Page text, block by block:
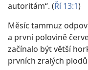
autoritám“. (Ří 13:1)
Měsíc tammuz
a první polovině
začínalo být větší
prvních zralých